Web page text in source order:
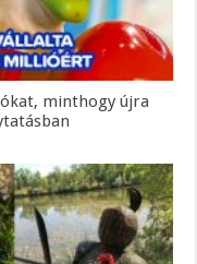
minthogy újra